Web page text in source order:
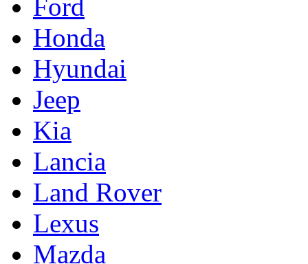
Ford
Honda
Hyundai
Jeep
Kia
Lancia
Land Rover
Lexus
Mazda